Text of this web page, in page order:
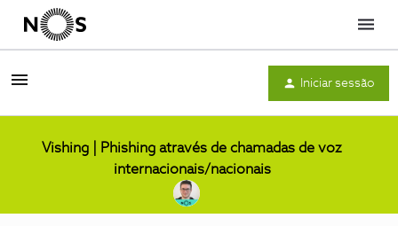
Menu
Iniciar sessão
Vishing | Phishing através de chamadas de voz
internacionais/nacionais